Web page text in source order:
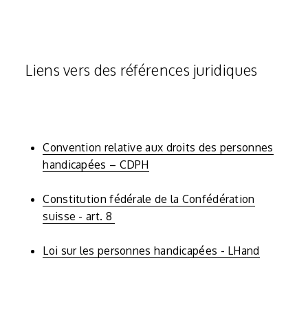
Liens vers des références juridiques
Convention relative aux droits des personnes
handicapées – CDPH
Constitution fédérale de la Confédération
suisse - art. 8
Loi sur les personnes handicapées - LHand